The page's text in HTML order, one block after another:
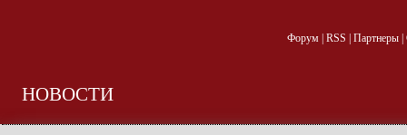
Форум| RSS Партнеры|
НОВОСТИ